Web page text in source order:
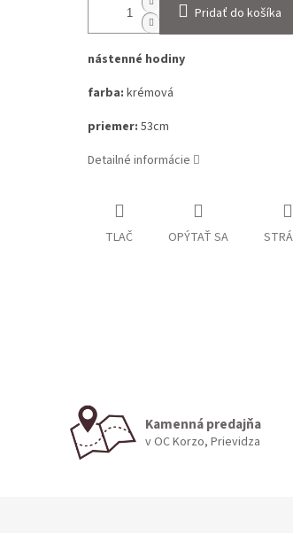
Pridať do košíka
nástenné hodiny
farba: krémová
priemer: 53cm
Detailné informácie
TLAČ OPÝTAŤ SA
Kamenná predajňa
v OC Korzo, Prievidza